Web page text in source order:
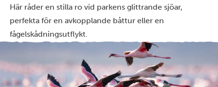
Här råder en stilla ro vid parkens glittrande sjöar,
perfekta för en avkopplande båttur eller en
fågelskådningsutflykt.